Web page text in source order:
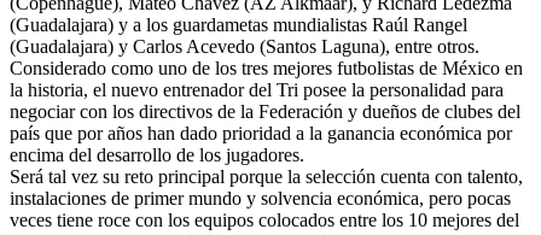
(Guadalajara) y a los guardametas mundialistas Raúl Rangel
(Guadalajara) y Carlos Acevedo (Santos Laguna), entre otros.
Considerado como uno de los tres mejores futbolistas de México en
la historia, el nuevo entrenador del Tri posee la personalidad para
negociar con los directivos de la Federación y dueños de clubes del
país que por años han dado prioridad a la ganancia económica por
encima del desarrollo de los jugadores.
Será tal vez su reto principal porque la selección cuenta con talento,
instalaciones de primer mundo y solvencia económica, pero pocas
veces tiene roce con los equipos colocados entre los 10 mejores del